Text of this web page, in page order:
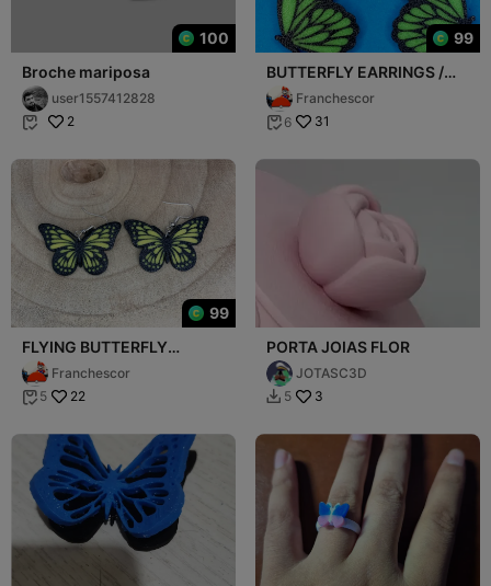
100
Broche mariposa
user1557412828
 2
99
BUTTERFLY EARRINGS /
PENDIENTES MARIPOSA
Franchescor
 6 31
99
FLYING BUTTERFLY
EARRINGS / PENDIENTES
MARIPOSA VOLANDO
Franchescor
 5 22
PORTA JOIAS FLOR
JOTASC3D
 5 3